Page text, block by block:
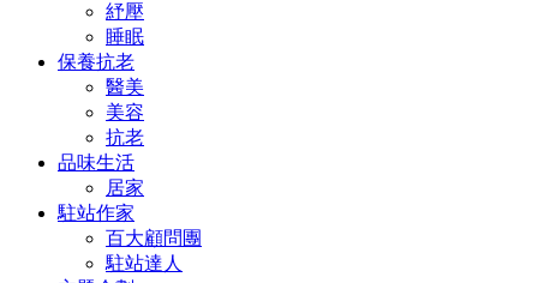
紓壓
睡眠
保養抗老
醫美
美容
抗老
品味生活
居家
駐站作家
百大顧問團
駐站達人